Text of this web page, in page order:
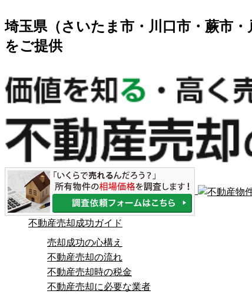
埼玉県（さいたま市・川口市・蕨市
をご提供
不動産売却成功ガイド
売却成功の心構え
不動産売却の流れ
不動産売却時の税金
不動産売却に必要な業者